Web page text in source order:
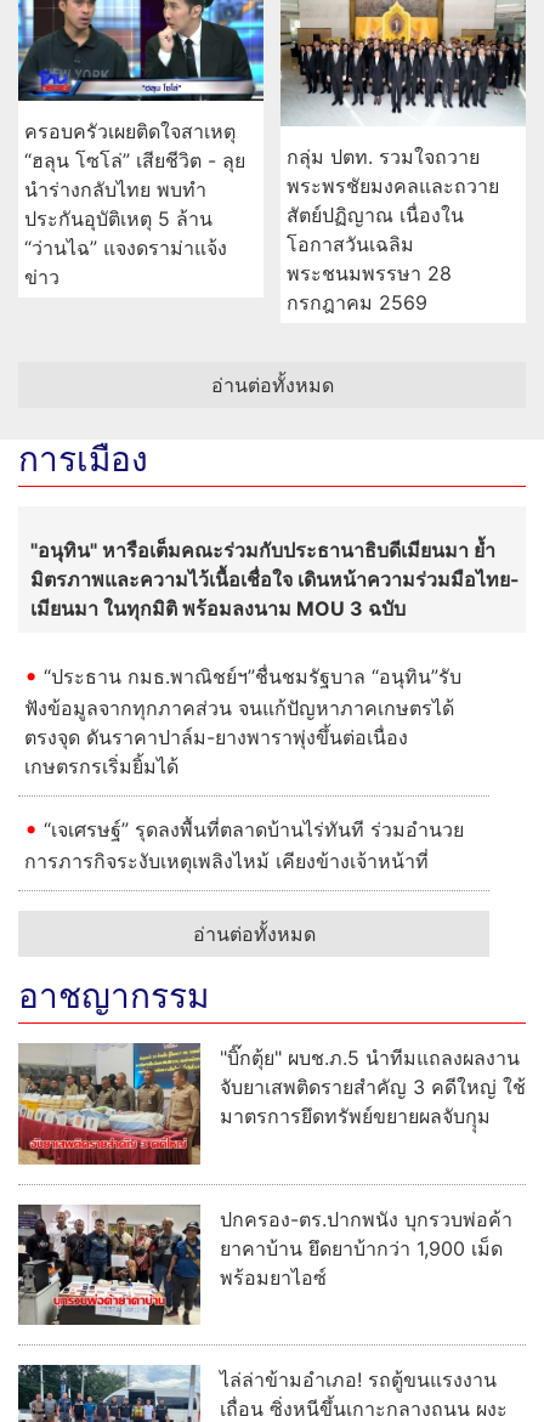
“เขื่อนวชิราลงกรณ” สายน้ำ
แห่งพระราชปณิธานที่หล่อ
เลี้ยงแผ่นดินไทย
เลขเด็ดเชียงใหม่มาแล้ว
เลขเชื้อพระวงค์แรงสุด วัน
สำคัญทางพุทธศาสนามา
แรง หวยออกวันเสาร์เลข 7
เด็ดสุด
ครอบครัวเผยติดใจสาเหตุ
ประกันอุบัติเหตุ 5 ล้าน
“ว่านไฉ” แจงดราม่าแจ้ง
กลุ่ม ปตท. รวมใจถวาย
โอกาสวันเฉลิม
กรกฎาคม 2569
การเมือง
"อนุทิน" หารือเต็มคณะร่วมกับประธานาธิบดีเมียนมา ย้ำ
มิตรภาพและความไว้เนื้อเชื่อใจ เดินหน้าความร่วมมือไทย-
เมียนมา ในทุกมิติ พร้อมลงนาม MOU 3 ฉบับ
“ประธาน กมธ.พาณิชย์ฯ”ชื่นชมรัฐบาล “อนุทิน”รับ
ฟังข้อมูลจากทุกภาคส่วน จนแก้ปัญหาภาคเกษตรได้
ตรงจุด ดันราคาปาล์ม-ยางพาราพุ่งขึ้นต่อเนื่อง
เกษตรกรเริ่มยิ้มได้
“เจเศรษฐ์” รุดลงพื้นที่ตลาดบ้านไร่ทันที ร่วมอำนวย